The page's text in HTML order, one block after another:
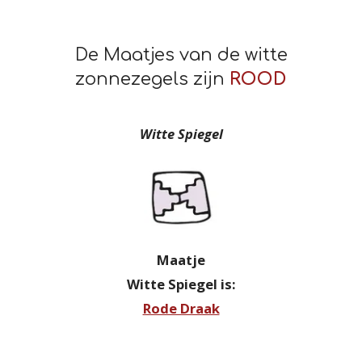
De Maatjes van de witte
zonnezegels zijn ROOD
Witte Spiegel
Maatje
Witte Spiegel is:
Rode Draak